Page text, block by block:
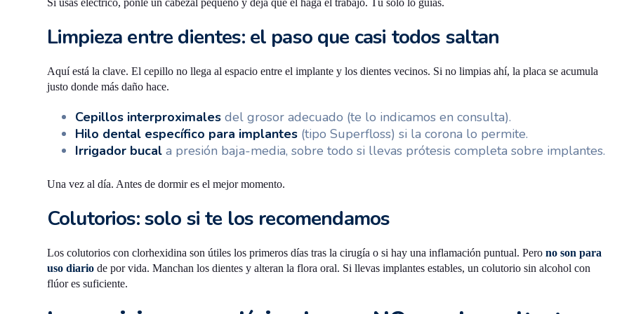
Si usas eléctrico, ponle un cabezal pequeño y deja que él haga el trabajo. Tú solo lo guías.
Limpieza entre dientes: el paso que casi todos saltan
Aquí está la clave. El cepillo no llega al espacio entre el implante y los dientes vecinos. Si no limpias ahí, la placa se acumula
justo donde más daño hace.
Cepillos interproximales del grosor adecuado (te lo indicamos en consulta).
Hilo dental específico para implantes (tipo Superfloss) si la corona lo permite.
Irrigador bucal a presión baja-media, sobre todo si llevas prótesis completa sobre implantes.
Una vez al día. Antes de dormir es el mejor momento.
Colutorios: solo si te los recomendamos
Los colutorios con clorhexidina son útiles los primeros días tras la cirugía o si hay una inflamación puntual. Pero no son para
uso diario de por vida. Manchan los dientes y alteran la flora oral. Si llevas implantes estables, un colutorio sin alcohol con
flúor es suficiente.